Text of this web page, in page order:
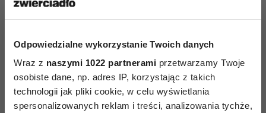
Odpowiedzialne wykorzystanie Twoich danych
Wraz z naszymi 1022 partnerami przetwarzamy Twoje
osobiste dane, np. adres IP, korzystając z takich
technologii jak pliki cookie, w celu wyświetlania
spersonalizowanych reklam i treści, analizowania tychże,
dzisiaj niemalże gloryfikowana...
Ostatnio robiłem kilka warsztatów biznesowych
i dawałem ludziom ćwiczenie, w którym z opisu
sytuacji wynikało, że kobieta ma kochanka. Za
każdym razem spore grono kobiet reagowało tak,